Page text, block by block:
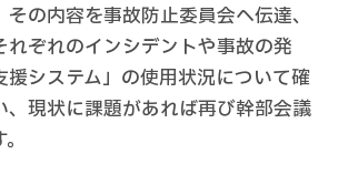
の内容を事故防止委員会へ伝達、
れぞれのインシデントや事故の発
援システム」の使用状況について確
、現状に課題があれば再び幹部会議